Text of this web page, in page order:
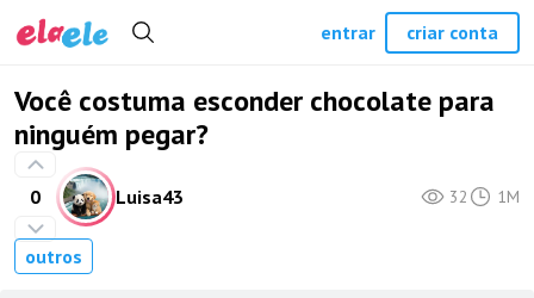
Você costuma esconder chocolate para
ninguém pegar?
0 Luisa43 32 1M
outros
entrar criar conta